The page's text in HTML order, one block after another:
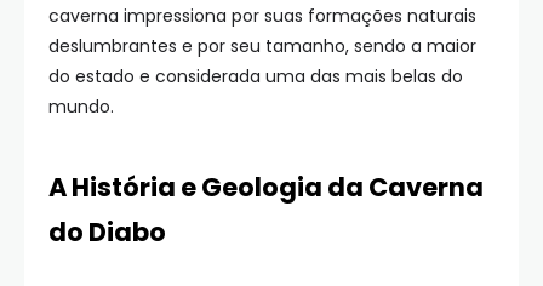
caverna impressiona por suas formações naturais
deslumbrantes e por seu tamanho, sendo a maior
do estado e considerada uma das mais belas do
mundo.
A História e Geologia da Caverna
do Diabo